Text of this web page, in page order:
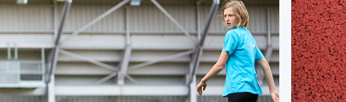
Třída IV. A Třída IV. B Třída IV. C
Třída V. A Třída V. B Třída V. C
Třída VI. A Třída VI. B Třída VI. C
Třída VII. A Třída VII. B Třída VII. C